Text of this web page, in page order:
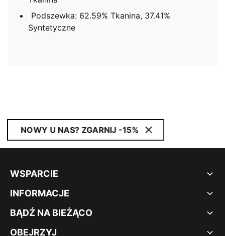
Podszewka: 62.59% Tkanina, 37.41%
Syntetyczne
NOWY U NAS? ZGARNIJ -15%
WSPARCIE
INFORMACJE
BĄDŹ NA BIEŻĄCO
OBEJRZYJ